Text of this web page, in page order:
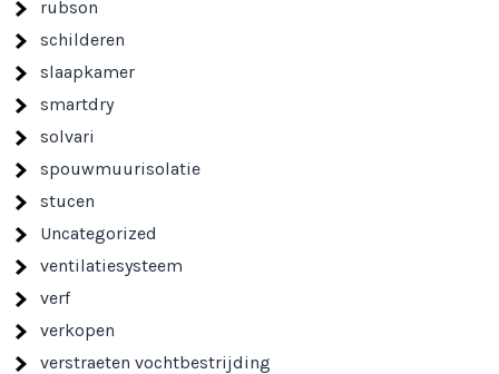
rubson
schilderen
slaapkamer
smartdry
solvari
spouwmuurisolatie
stucen
Uncategorized
ventilatiesysteem
verf
verkopen
verstraeten vochtbestrijding